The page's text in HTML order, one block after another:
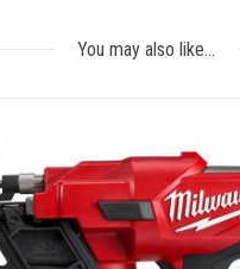
You may also like…